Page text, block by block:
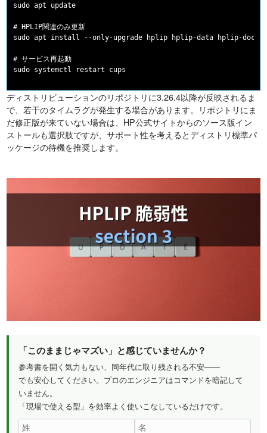
sudo apt update
# HPLIP関連のみ更新
sudo apt install --only-upgrade hplip hplip-data hplip-doc
# サービス再起動
ディストリビューションのリポジトリに3.26.4以降が反映されるま
で、若干のタイムラグが発生する場合があります。リポジトリにま
だ修正版が来ていない場合は、HP公式サイトからのソース版イン
ストールも選択肢ですが、サポート性を考えるとディストリ標準パ
ッケージの待機を推奨します。
「このままじゃマズい」と感じていませんか？
参考書を開く気力もない、同年代に取り残される不安——
でも安心してください。プロのエンジニアはコマンドを暗記して
いません。
「現場で使える型」を効率よく使いこなしているだけです。